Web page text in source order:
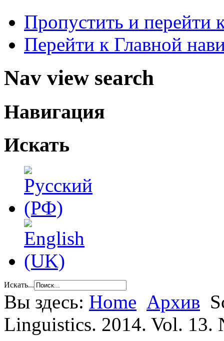
Пропустить и перейти
Перейти к Главной
Nav view search
Навигация
Искать
Искать...
Вы здесь: Home Архив
Linguistics. 2014. Vol. 13.